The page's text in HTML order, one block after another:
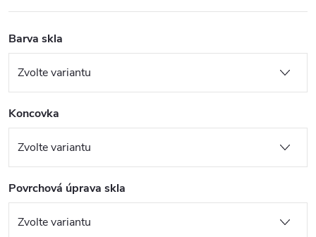
Barva skla
Koncovka
Povrchová úprava skla